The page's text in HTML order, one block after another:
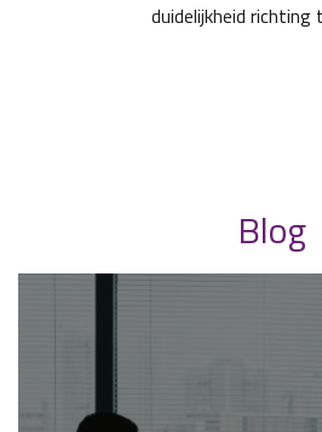
duidelijkheid richting
Blog